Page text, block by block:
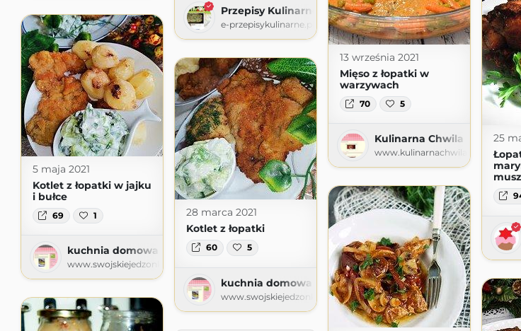
Przepisy Kulinarne
e-przepisykulinarne.pl
13 września 2021
Mięso z łopatki w
warzywach
70 5
Kulinarna Chwila
www.kulinarnachwila.com
25
5 maja 2021
Kotlet z łopatki w jajku
i bułce
69 1
kuchnia domowa Agi - blog kulinarny
www.swojskiejedzonko72.com.pl
28 marca 2021
Kotlet z łopatki
60 5
kuchnia domowa Agi - blog kulinarny
www.swojskiejedzonko72.com.pl